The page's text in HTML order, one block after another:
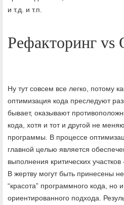
и т.д. и т.п.
Рефакторинг vs
Ну тут совсем все легко, потому
оптимизация кода преследуют
бывает, оказывают
кода, хотя и тот и другой не
программы. В процессе
главной целью является
выполнения критических участков
В жертву могут быть принесены не
“красота” программного кода, но
ориентированного подхода.